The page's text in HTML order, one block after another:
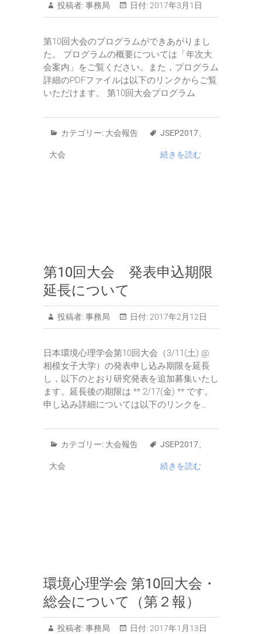
投稿者: 事務局 日付: 2017年3月1日
第10回大会のプログラムができあがりまし
た。 プログラムの概要については「年次大
会案内」をご覧ください。また，プログラム
詳細のPDFファイルは以下のリンクからご覧
いただけます。 第10回大会プログラム
カテゴリー: 大会報告 JSEP2017
大会 続きを読む
第10回大会 発表申込期限
延長について
投稿者: 事務局 日付: 2017年2月12日
日本環境心理学会第10回大会（3/11(土) @
相模女子大学）の発表申し込み期限を延長
し，以下のとおり研究発表を追加募集いたし
ます。延長後の期限は ** 2/17(金) ** です。
申し込み詳細については以下のリンクを…
カテゴリー: 大会報告 JSEP2017
大会 続きを読む
環境心理学会 第10回大会・
総会について（第２報）
投稿者: 事務局 日付: 2017年1月13日